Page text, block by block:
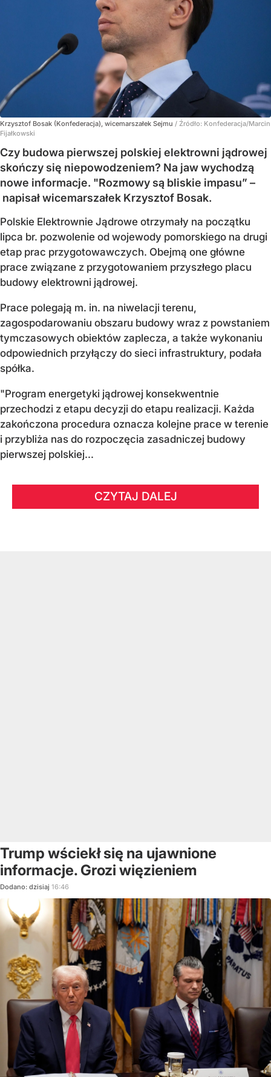
Krzysztof Bosak (Konfederacja), wicemarszałek Sejmu / Źródło: Konfederacja/Marcin
Fijałkowski
Czy budowa pierwszej polskiej elektrowni jądrowej
skończy się niepowodzeniem? Na jaw wychodzą
nowe informacje. "Rozmowy są bliskie impasu” –
napisał wicemarszałek Krzysztof Bosak.
Polskie Elektrownie Jądrowe otrzymały na początku
lipca br. pozwolenie od wojewody pomorskiego na drugi
etap prac przygotowawczych. Obejmą one główne
prace związane z przygotowaniem przyszłego placu
budowy elektrowni jądrowej.
Prace polegają m. in. na niwelacji terenu,
zagospodarowaniu obszaru budowy wraz z powstaniem
tymczasowych obiektów zaplecza, a także wykonaniu
odpowiednich przyłączy do sieci infrastruktury, podała
spółka.
"Program energetyki jądrowej konsekwentnie
przechodzi z etapu decyzji do etapu realizacji. Każda
zakończona procedura oznacza kolejne prace w terenie
i przybliża nas do rozpoczęcia zasadniczej budowy
pierwszej polskiej...
CZYTAJ DALEJ
Trump wściekł się na ujawnione
informacje. Grozi więzieniem
Dodano: dzisiaj 16:46